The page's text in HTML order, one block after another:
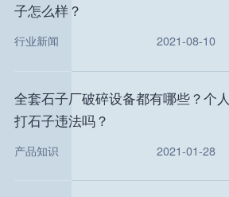
子怎么样？
行业新闻 2021-08-10
全套石子厂破碎设备都有哪些？个人
打石子违法吗？
产品知识 2021-01-28